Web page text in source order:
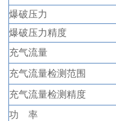
爆破压力
爆破压力精度
充气流量
充气流量检测范围
充气流量检测精度
功 率